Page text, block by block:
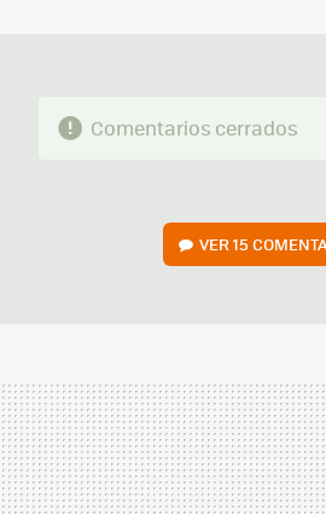
Comentarios cerrados
VER15